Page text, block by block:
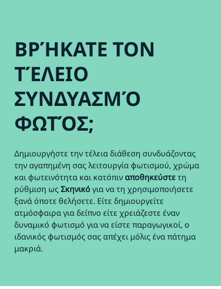
ΒΡΉΚΑΤΕ ΤΟΝ
ΤΈΛΕΙΟ
ΣΥΝΔΥΑΣΜΌ
ΦΩΤΌΣ;
Δημιουργήστε την τέλεια διάθεση συνδυάζοντας
την αγαπημένη σας λειτουργία φωτισμού, χρώμα
και φωτεινότητα και κατόπιν αποθηκεύστετη
ρύθμιση ως Σκηνικόγια να τη χρησιμοποιήσετε
ξανά όποτε θελήσετε. Είτε δημιουργείτε
ατμόσφαιρα για δείπνο είτε χρειάζεστε έναν
δυναμικό φωτισμό για να είστε παραγωγικοί, ο
ιδανικός φωτισμός σας απέχει μόλις ένα πάτημα
μακριά.